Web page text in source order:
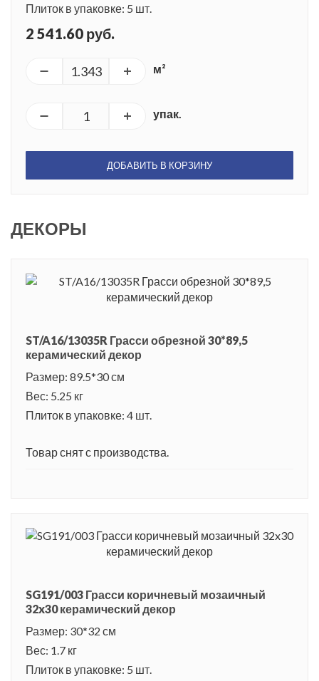
Плиток в упаковке: 5 шт.
2 541.60 руб.
м²
упак.
ДОБАВИТЬ В КОРЗИНУ
ДЕКОРЫ
ST/A16/13035R Грасси обрезной 30*89,5
керамический декор
Размер: 89.5*30 см
Вес: 5.25 кг
Плиток в упаковке: 4 шт.
Товар снят с производства.
SG191/003 Грасси коричневый мозаичный
32x30 керамический декор
Размер: 30*32 см
Вес: 1.7 кг
Плиток в упаковке: 5 шт.